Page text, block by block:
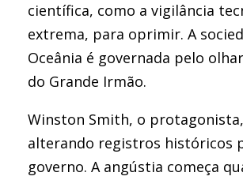
científica, como a vigilância
extrema, para oprimir. A
Oceânia é governada pelo
do Grande Irmão.
Winston Smith, o
alterando registros históricos
governo. A angústia começa